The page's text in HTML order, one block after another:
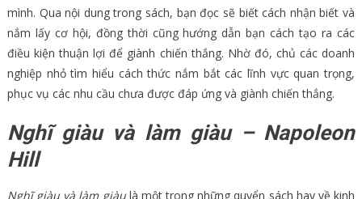
mình. Qua nội dung trong sách, bạn đọc sẽ biết cách nhận biết và
nắm lấy cơ hội, đồng thời cũng hướng dẫn bạn cách tạo ra các
điều kiện thuận lợi để giành chiến thắng. Nhờ đó, chủ các doanh
nghiệp nhỏ tìm hiểu cách thức nắm bắt các lĩnh vực quan trọng,
phục vụ các nhu cầu chưa được đáp ứng và giành chiến thắng.
Nghĩ giàu và làm giàu – Napoleon
Hill
Nghĩ giàu và làm giàulà một trong những quyển sách hay về kinh